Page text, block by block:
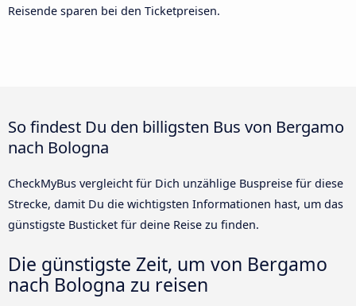
Reisende sparen bei den Ticketpreisen.
So findest Du den billigsten Bus von Bergamo
nach Bologna
CheckMyBus vergleicht für Dich unzählige Buspreise für diese
Strecke, damit Du die wichtigsten Informationen hast, um das
günstigste Busticket für deine Reise zu finden.
Die günstigste Zeit, um von Bergamo
nach Bologna zu reisen